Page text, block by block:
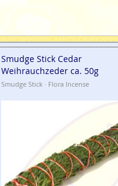
Smudge Stick Cedar
Weihrauchzeder ca. 50g
Smudge Stick · Flora Incense